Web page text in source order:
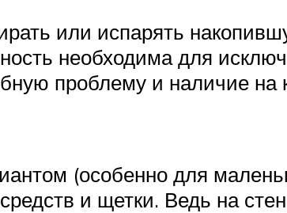
или испарять
необходима для
проблему и наличие на
(особенно для
и щетки. Ведь на